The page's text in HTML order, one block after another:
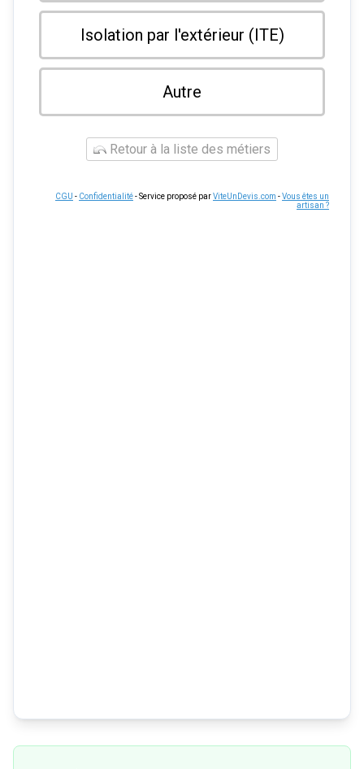
Isolation par l'extérieur (ITE)
Autre
Retour à la liste des métiers
CGU - Confidentialité- Service proposé parViteUnDevis.com -Vous êtes un
artisan ?